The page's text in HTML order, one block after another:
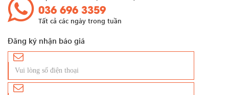
036 696 3359
Tất cả các ngày trong tuần
Đăng ký nhận báo giá